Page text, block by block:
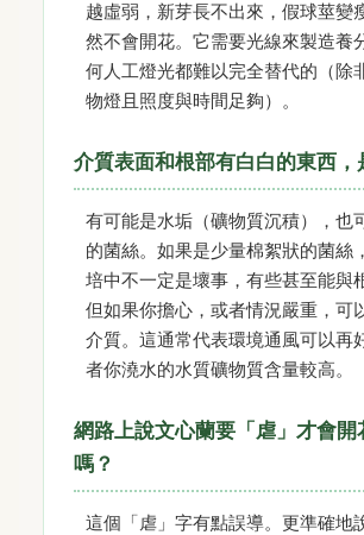
越虛弱，新芽長不出來，假球莖變
然不會開花。它需要光線來製造養
何人工燈光都難以完全替代的（除
物燈且照度與時間足夠）。
介質表面和根部有白白的東西，
有可能是水垢（礦物質沉積），也
的菌絲。如果是少量棉絮狀的菌絲
培中不一定是壞事，有些甚至能與
但如果你擔心，或者情況嚴重，可
介質。這通常代表環境通風可以再
者你澆水的水質礦物質含量較高。
網路上說文心蘭要「虐」才會開
嗎？
這個「虐」字有點誤導。更準確地